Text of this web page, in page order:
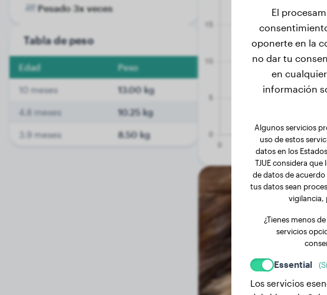
Pesado 3x veces
Tabla de peso
Edad Peso
10 meses 13.00 kg
4.8 meses 10.25 kg
3.9 meses 8.50 kg
El
oponerte en la
no dar tu
en
información
Algunos servicios
uso de estos
datos en los
TJUE considera
de datos de acuerdo
tus datos sean
vigilancia,
¿Tienes menos
servicios
Essential
Los servicios